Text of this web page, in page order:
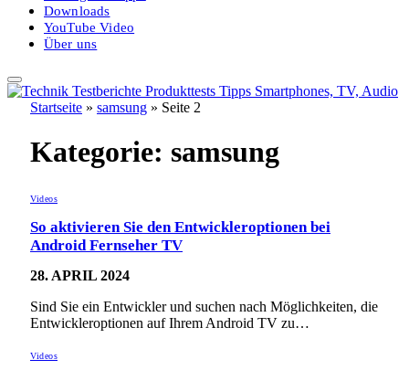
Downloads
YouTube Video
Über uns
Startseite » samsung » Seite 2
Kategorie: samsung
Videos
So aktivieren Sie den Entwickleroptionen bei
Android Fernseher TV
28. APRIL 2024
Sind Sie ein Entwickler und suchen nach Möglichkeiten, die
Entwickleroptionen auf Ihrem Android TV zu…
Videos